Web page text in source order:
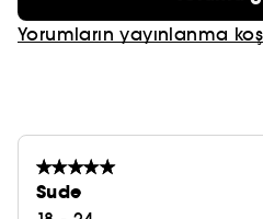
Yorumların yayınlanma
Sude